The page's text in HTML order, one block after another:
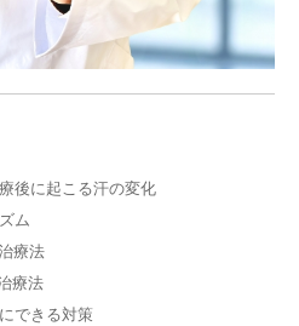
後に起こる汗の変化
ム
療法
療法
できる対策